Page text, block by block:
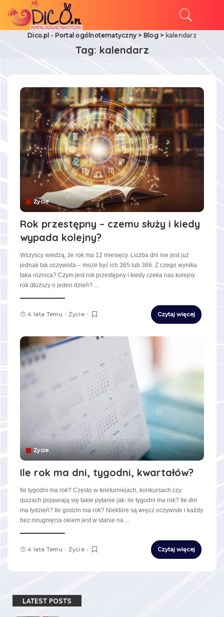
Dico.pl - Portal ogólnotematyczny > Blog> kalendarz
Tag: kalendarz
Życie
Rok przestępny – czemu służy i kiedy
wypada kolejny?
Wszyscy wiedzą, że rok ma 12 miesięcy. Liczba dni nie jest już
jednak tak oczywista – może być ich 365 lub 366. Z czego wynika
taka różnica? Czym jest rok przestępny i kiedy czeka nas kolejny
rok dłuższy o jeden dzień?
4 lata Temu Życie Czytaj więcej
Życie
Ile rok ma dni, tygodni, kwartałów?
Ile tygodni ma rok? Często w teleturniejach, konkursach czy
quizach pojawiają się takie pytanie jak: ile tygodni ma rok? Ile dni
ma tydzień? Ile godzin ma rok? Niektóre są wręcz oczywiste i każdy
bez mrugnięcia okiem jest w stanie na ...
4 lata Temu Życie Czytaj więcej
LATEST POSTS